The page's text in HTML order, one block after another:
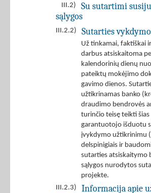
III.2)
Su sutartimi
sąlygos
III.2.2) Sutarties
Už tinkamai, faktiškai
darbus atsiskaitoma
kalendorinių dienų
pateiktų mokėjimo
gavimo dienos.
užtikrinamas banko
draudimo bendrovės
turinčio teisę teikti šias
garantuotojo išduotu
įvykdymo užtikrinimu
delspinigiais ir
sutarties atsiskaitymo
sąlygos nurodytos
projekte.
III.2.3)
Informacija apie